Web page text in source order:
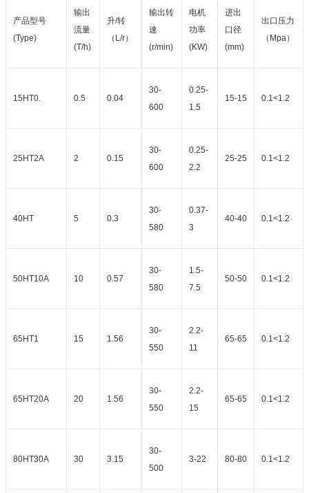
产品型号
(Type)
输出
流量
(T/h)
升/转
（L/r）
输出转
速
(r/min)
电机
功率
(KW)
进出
口径
(mm)
出口压力
（ Mpa）
15HT0. 0.5 0.04
30-
600
0.25-
1.5
15-15 0.1<1.2
25HT2A 2 0.15
30-
600
0.25-
2.2
25-25 0.1<1.2
40HT 5 0.3
30-
580
0.37-
3
40-40 0.1<1.2
50HT10A 10 0.57
30-
580
1.5-
7.5
50-50 0.1<1.2
65HT1 15 1.56
30-
550
2.2-
11
65-65 0.1<1.2
65HT20A 20 1.56
30-
550
2.2-
15
65-65 0.1<1.2
80HT30A 30 3.15
30-
500
3-22 80-80 0.1<1.2